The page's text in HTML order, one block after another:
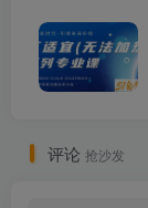
评论 抢沙发